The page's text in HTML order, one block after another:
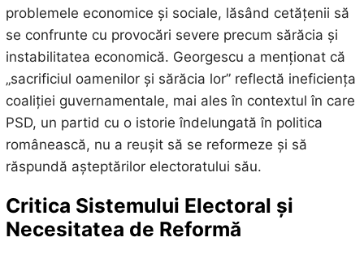
problemele economice și sociale, lăsând cetățenii să
se confrunte cu provocări severe precum sărăcia și
instabilitatea economică. Georgescu a menționat că
„sacrificiul oamenilor și sărăcia lor” reflectă ineficiența
coaliției guvernamentale, mai ales în contextul în care
PSD, un partid cu o istorie îndelungată în politica
românească, nu a reușit să se reformeze și să
răspundă așteptărilor electoratului său.
Critica Sistemului Electoral și
Necesitatea de Reformă